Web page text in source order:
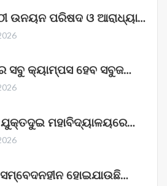
ଉନୟନ ପରିଷଦ ଓ ଆରାଧ୍ୟା…
ସବୁ କ୍ୟାମ୍ପସ ହେବ ସବୁଜ…
ମହାବିଦ୍ୟାଳୟରେ…
ହୋଇଯାଉଛି…